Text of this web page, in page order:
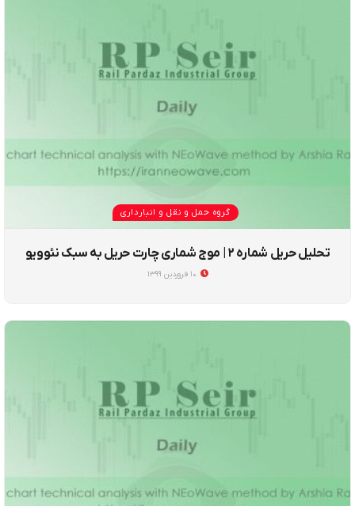
گروه حمل و نقل و انبارداری
تحلیل حریل شماره ۲ | موج شماری چارت حریل به سبک نئوویو